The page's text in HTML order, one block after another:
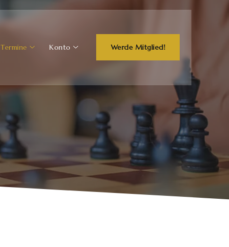
Termine Konto Werde Mitglied!